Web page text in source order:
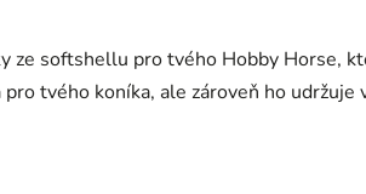
ze softshellu pro tvého Hobby Horse,
tvého koníka, ale zároveň ho udržuje